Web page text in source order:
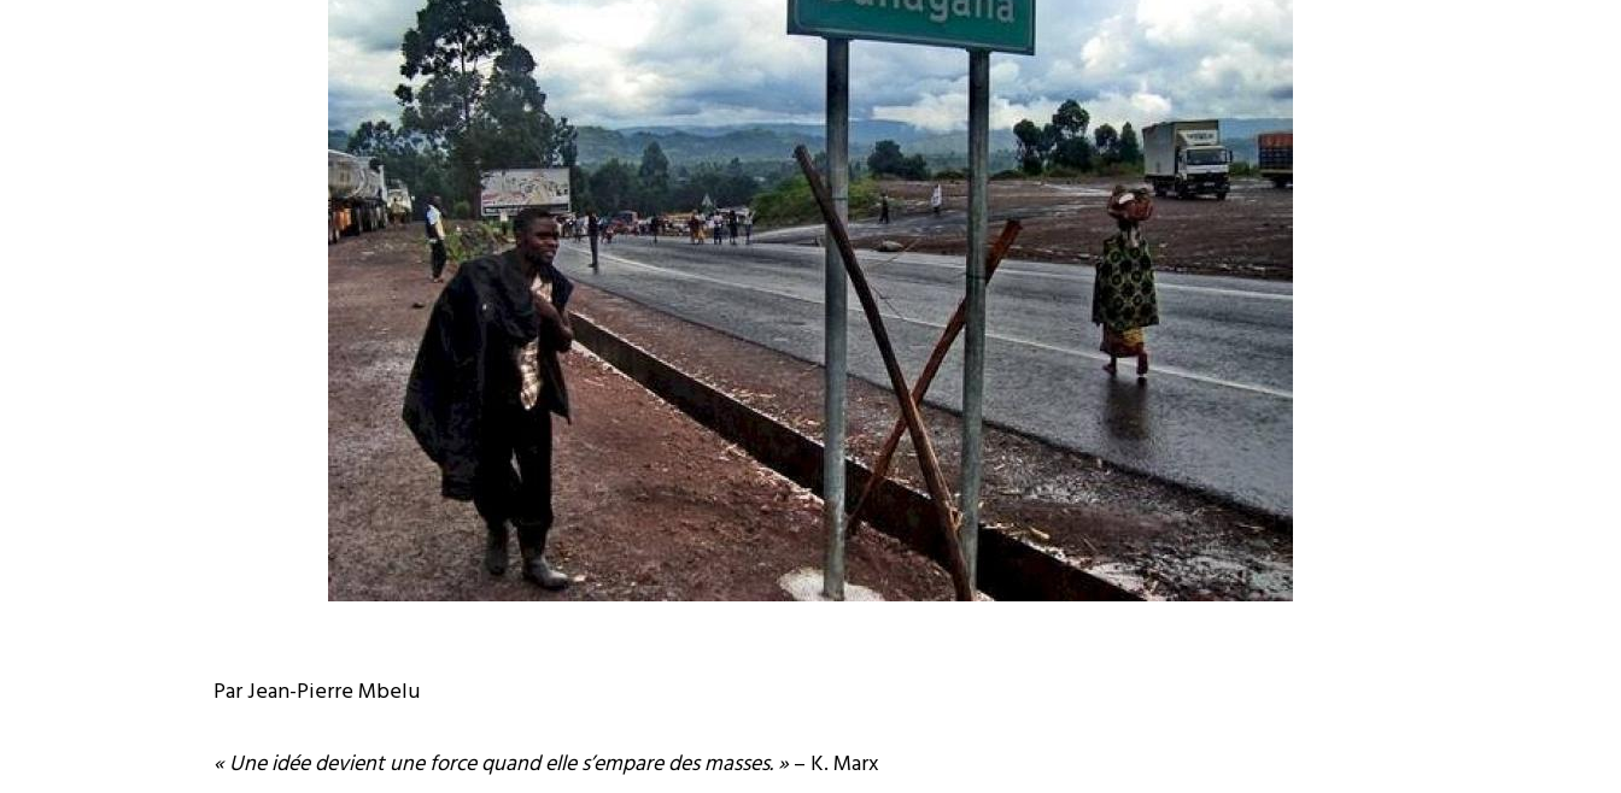
Par Jean-Pierre Mbelu
« Une idée devient une force quand elle s’empare des masses. »– K. Marx